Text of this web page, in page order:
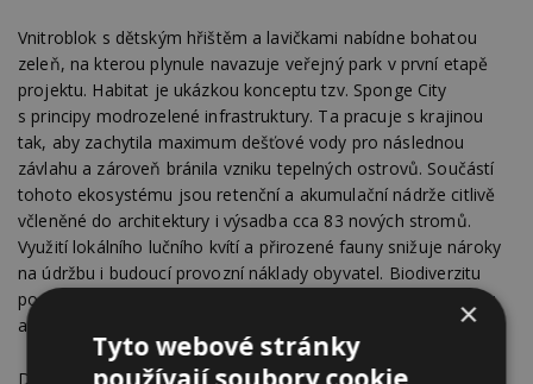
Vnitroblok s dětským hřištěm a lavičkami nabídne bohatou
zeleň, na kterou plynule navazuje veřejný park v první etapě
projektu. Habitat je ukázkou konceptu tzv. Sponge City
s principy modrozelené infrastruktury. Ta pracuje s krajinou
tak, aby zachytila maximum dešťové vody pro následnou
závlahu a zároveň bránila vzniku tepelných ostrovů. Součástí
tohoto ekosystému jsou retenční a akumulační nádrže citlivě
včleněné do architektury i výsadba cca 83 nových stromů.
Využití lokálního lučního kvítí a přirozené fauny snižuje nároky
na údržbu i budoucí provozní náklady obyvatel. Biodiverzitu
podpoří také hmyzí hotely, zídky pro plazy či budky pro ptáky
a netopýry.
Druhá etapa je navržena v souladu s přísnými požadavky
×
Tyto webové stránky